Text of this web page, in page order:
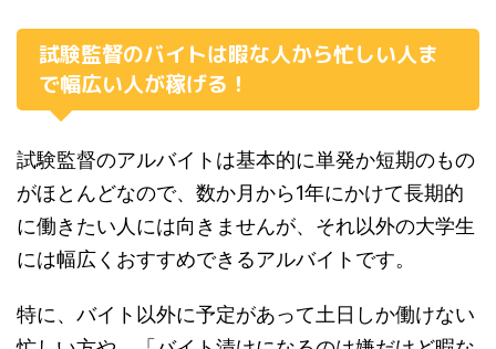
試験監督のバイトは暇な人から忙しい人ま
で幅広い人が稼げる！
試験監督のアルバイトは基本的に単発か短期のもの
がほとんどなので、 数か月から1年にかけて長期的
に働きたい人には向きませんが、それ以外の大学生
には幅広くおすすめできるアルバイトです。
特に、バイト以外に予定があって土日しか働けない